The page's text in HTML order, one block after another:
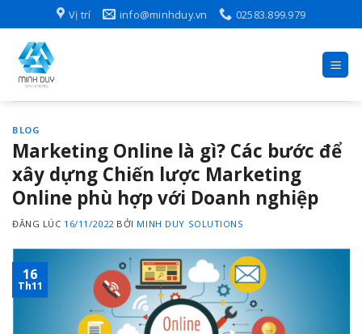
to
content
Vị trí info@minhduy.vn 02583.899.979
BLOG
Marketing Online là gì? Các bước để
xây dựng Chiến lược Marketing
Online phù hợp với Doanh nghiệp
ĐĂNG LÚC 16/11/2022 BỞI MINH DUY SOLUTIONS
16
Th11